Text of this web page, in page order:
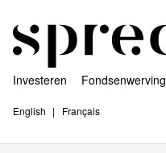
Investeren Fondsenwerving
English Français